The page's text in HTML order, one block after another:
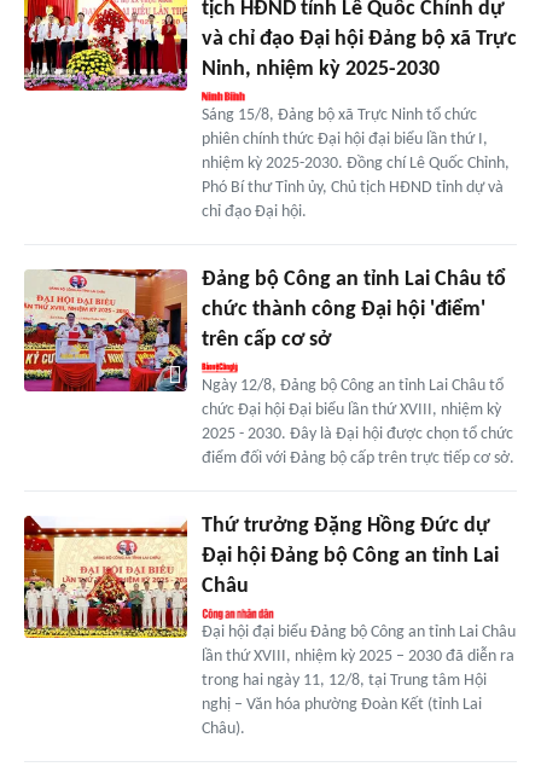
tịch HĐND tỉnh Lê Quốc Chỉnh dự
và chỉ đạo Đại hội Đảng bộ xã Trực
Ninh, nhiệm kỳ 2025-2030
Sáng 15/8, Đảng bộ xã Trực Ninh tổ chức
phiên chính thức Đại hội đại biểu lần thứ I,
nhiệm kỳ 2025-2030. Đồng chí Lê Quốc Chỉnh,
Phó Bí thư Tỉnh ủy, Chủ tịch HĐND tỉnh dự và
chỉ đạo Đại hội.
Đảng bộ Công an tỉnh Lai Châu tổ
chức thành công Đại hội 'điểm'
trên cấp cơ sở
Ngày 12/8, Đảng bộ Công an tỉnh Lai Châu tổ
chức Đại hội Đại biểu lần thứ XVIII, nhiệm kỳ
2025 - 2030. Đây là Đại hội được chọn tổ chức
điểm đối với Đảng bộ cấp trên trực tiếp cơ sở.
Thứ trưởng Đặng Hồng Đức dự
Đại hội Đảng bộ Công an tỉnh Lai
Châu
Đại hội đại biểu Đảng bộ Công an tỉnh Lai Châu
lần thứ XVIII, nhiệm kỳ 2025 – 2030 đã diễn ra
trong hai ngày 11, 12/8, tại Trung tâm Hội
nghị – Văn hóa phường Đoàn Kết (tỉnh Lai
Châu).